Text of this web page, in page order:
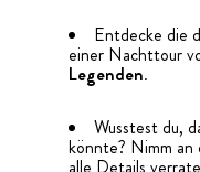
Entdecke die
einer Nachttour
Legenden.
Wusstest du,
könnte? Nimm an